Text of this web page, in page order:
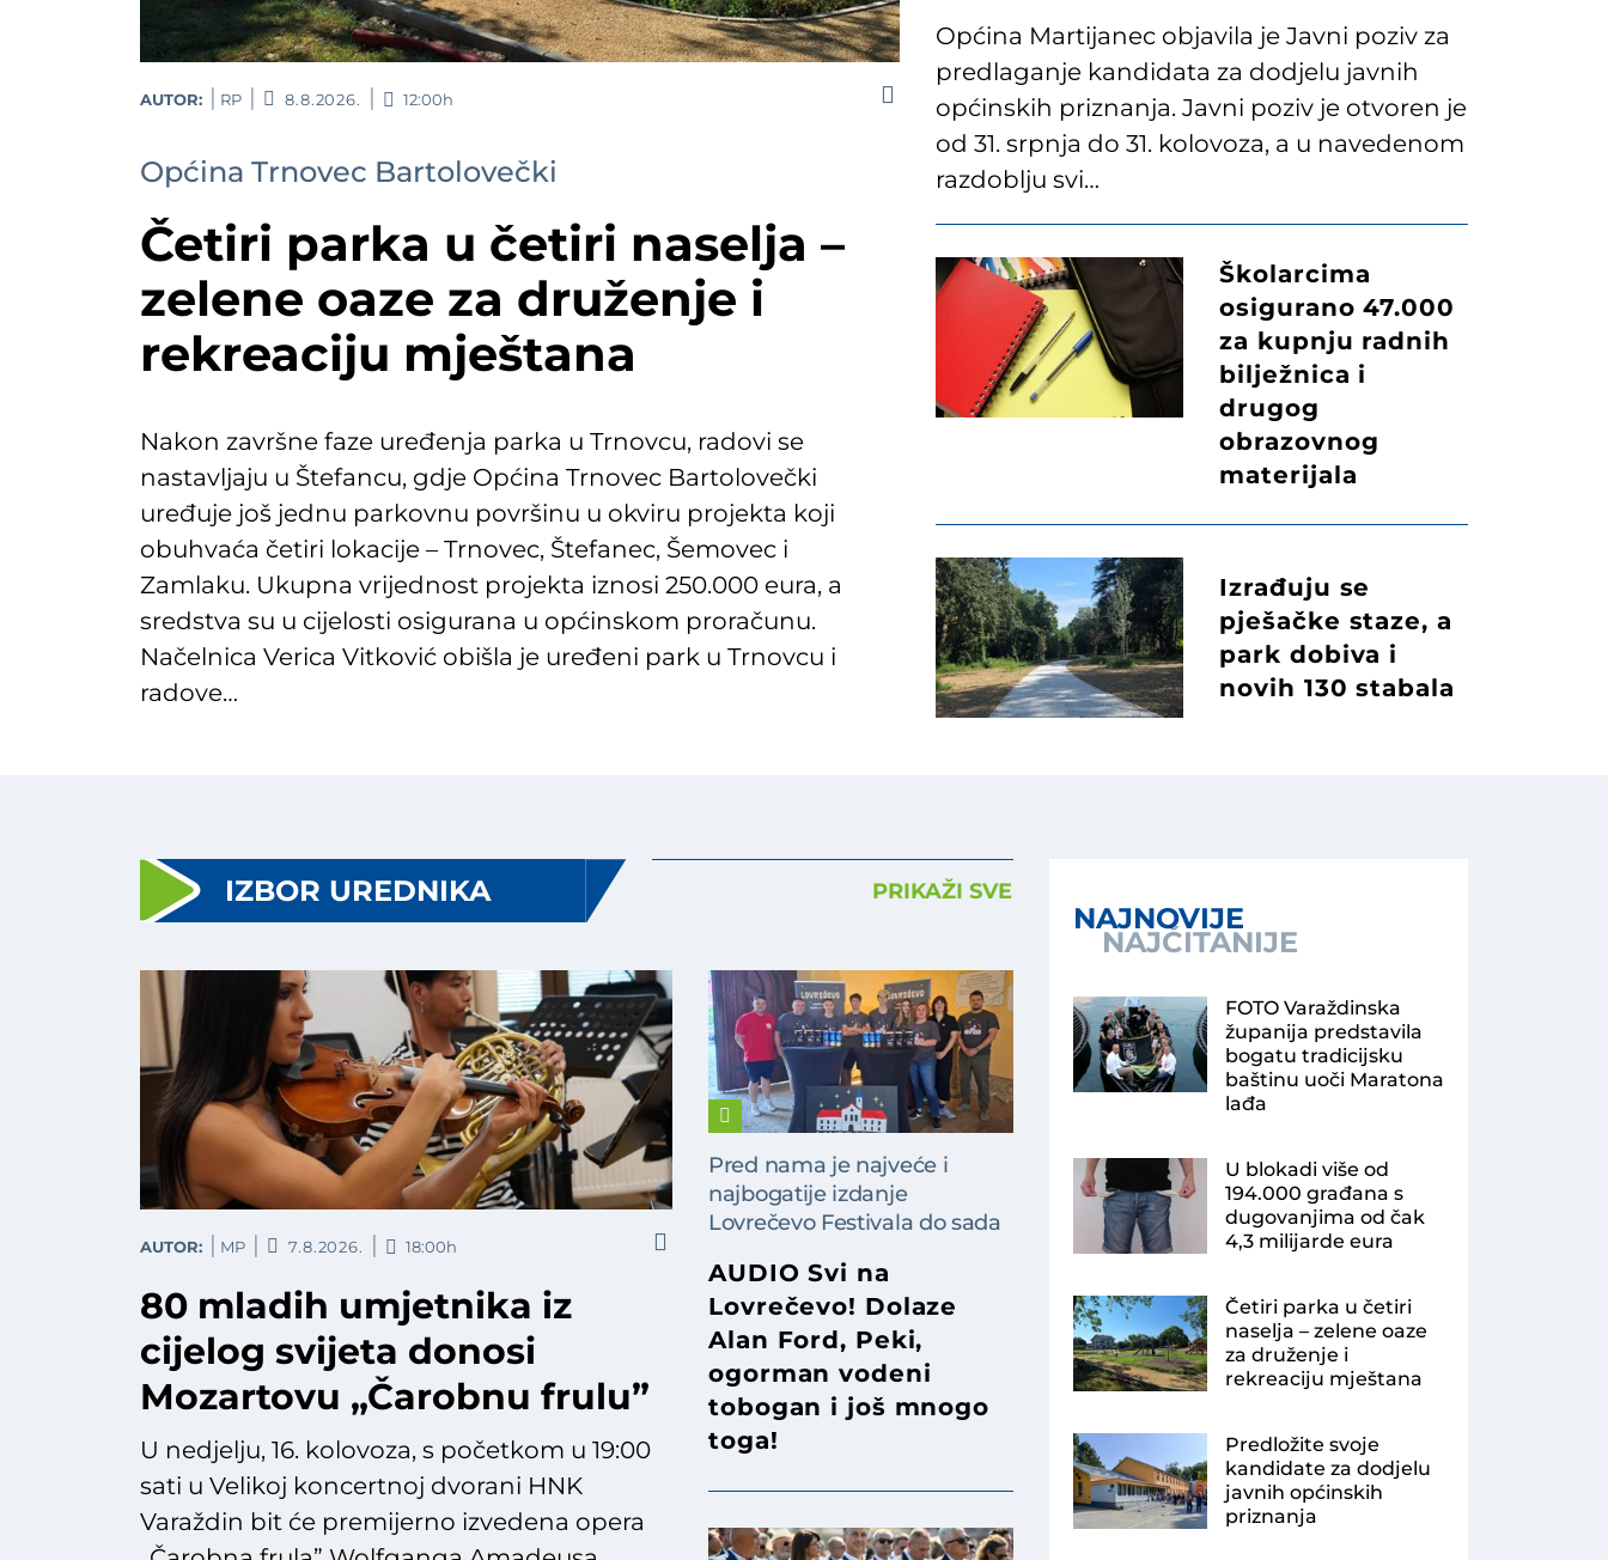
AUTOR: RP 8.8.2026. 12:00h
Općina Trnovec Bartolovečki
Četiri parka u četiri naselja –
zelene oaze za druženje i
rekreaciju mještana
Nakon završne faze uređenja parka u Trnovcu, radovi se
nastavljaju u Štefancu, gdje Općina Trnovec Bartolovečki
uređuje još jednu parkovnu površinu u okviru projekta koji
obuhvaća četiri lokacije – Trnovec, Štefanec, Šemovec i
Zamlaku. Ukupna vrijednost projekta iznosi 250.000 eura, a
sredstva su u cijelosti osigurana u općinskom proračunu.
Načelnica Verica Vitković obišla je uređeni park u Trnovcu i
radove…
Općina Martijanec objavila je Javni poziv za
predlaganje kandidata za dodjelu javnih
općinskih priznanja. Javni poziv je otvoren je
od 31. srpnja do 31. kolovoza, a u navedenom
razdoblju svi…
Školarcima
osigurano 47.000
za kupnju radnih
bilježnica i
drugog
obrazovnog
materijala
Izrađuju se
pješačke staze, a
park dobiva i
novih 130 stabala
NAJNOVIJE
NAJČITANIJE
FOTO Varaždinska
županija predstavila
bogatu tradicijsku
baštinu uoči Maratona
lađa
U blokadi više od
194.000 građana s
dugovanjima od čak
4,3 milijarde eura
Četiri parka u četiri
naselja – zelene oaze
za druženje i
rekreaciju mještana
Predložite svoje
kandidate za dodjelu
javnih općinskih
priznanja
IZBOR UREDNIKA PRIKAŽI SVE
AUTOR: MP 7.8.2026. 18:00h
80 mladih umjetnika iz
cijelog svijeta donosi
Mozartovu „Čarobnu frulu”
U nedjelju, 16. kolovoza, s početkom u 19:00
sati u Velikoj koncertnoj dvorani HNK
Varaždin bit će premijerno izvedena opera
Pred nama je najveće i
najbogatije izdanje
Lovrečevo Festivala do sada
AUDIO Svi na
Lovrečevo! Dolaze
Alan Ford, Peki,
ogorman vodeni
tobogan i još mnogo
toga!